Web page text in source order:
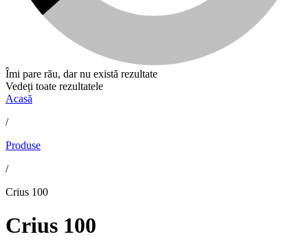
Îmi pare rău, dar nu există rezultate
Vedeți toate rezultatele
Acasă
/
Produse
/
Crius 100
Crius 100